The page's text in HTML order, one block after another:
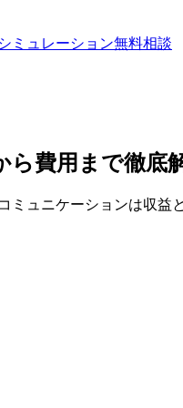
ミュレーション無料相談
ら費用まで徹底
ュニケーションは収益